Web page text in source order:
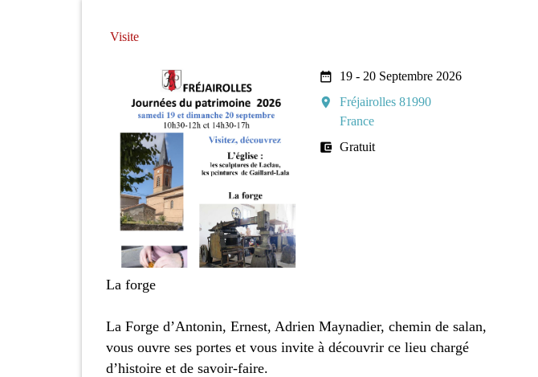
Visite
date_range 19 - 20 Septembre 2026
room
Fréjairolles 81990
France
account_balance_wallet Gratuit
La forge
La Forge d’Antonin, Ernest, Adrien Maynadier, chemin de salan,
vous ouvre ses portes et vous invite à découvrir ce lieu chargé
d’histoire et de savoir-faire.